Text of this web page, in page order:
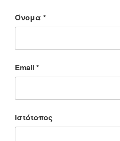
Όνομα *
Email *
Ιστότοπος